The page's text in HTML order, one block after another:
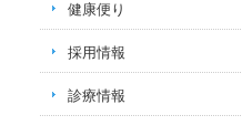
健康便り
採用情報
診療情報